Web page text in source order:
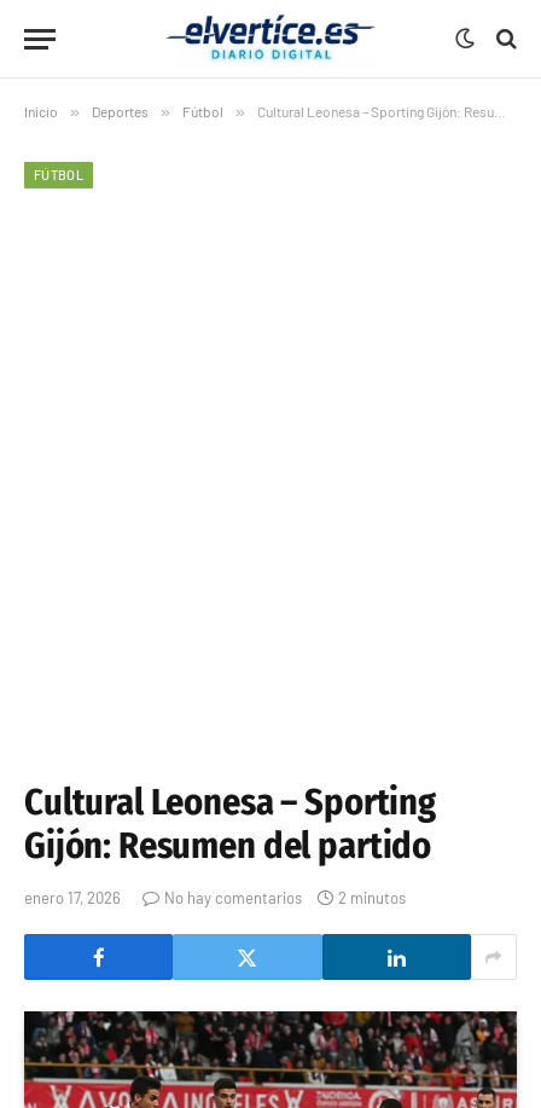
Inicio » Deportes » Fútbol » Cultural Leonesa – Sporting Gijón: Resumen del partido
FÚTBOL
Cultural Leonesa – Sporting
Gijón: Resumen del partido
enero 17, 2026 No hay comentarios 2 minutos